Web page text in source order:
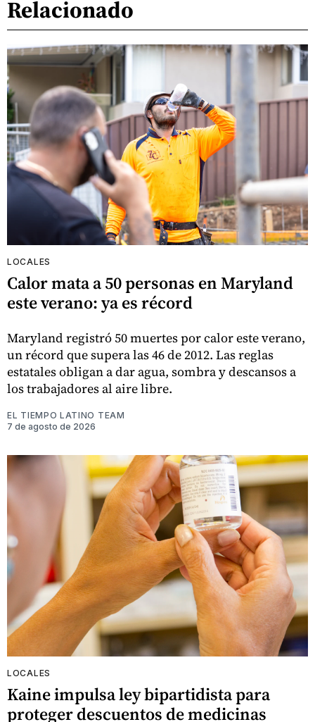
Relacionado
LOCALES
Calor mata a 50 personas en Maryland
este verano: ya es récord
Maryland registró 50 muertes por calor este verano,
un récord que supera las 46 de 2012. Las reglas
estatales obligan a dar agua, sombra y descansos a
los trabajadores al aire libre.
EL TIEMPO LATINO TEAM
7 de agosto de 2026
LOCALES
Kaine impulsa ley bipartidista para
proteger descuentos de medicinas